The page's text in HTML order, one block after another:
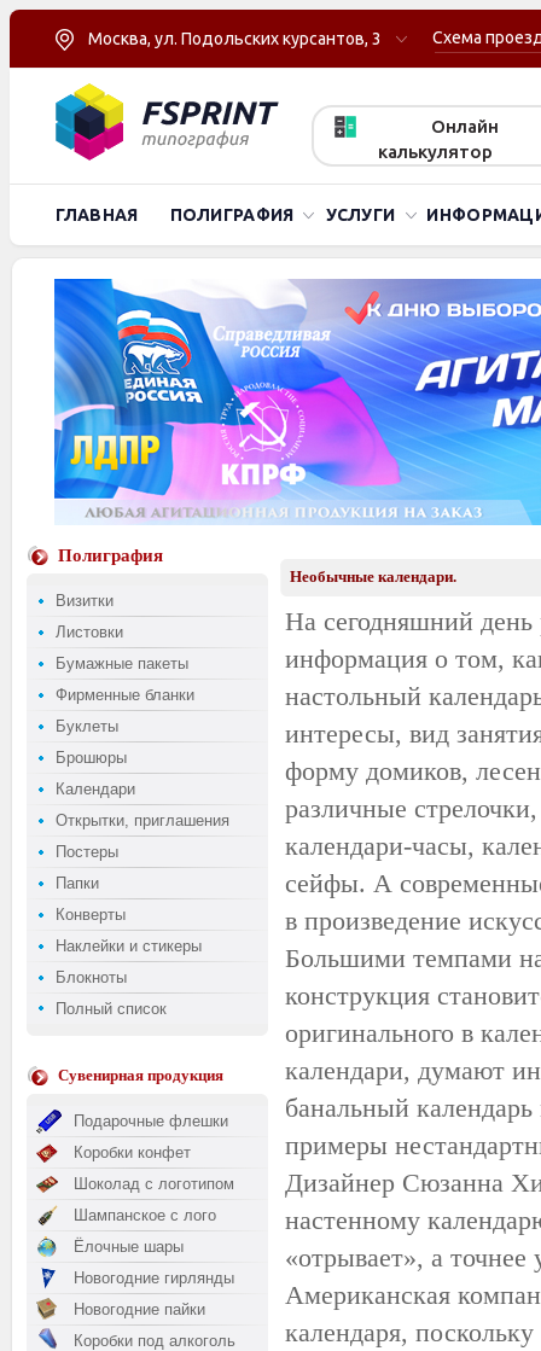
Москва, ул. Подольских курсантов, 3 Схема
Онлайн
калькулятор
ГЛАВНАЯ ПОЛИГРАФИЯ УСЛУГИ
Полиграфия
Визитки
Листовки
Бумажные пакеты
Фирменные бланки
Буклеты
Брошюры
Календари
Открытки, приглашения
Постеры
Папки
Конверты
Наклейки и стикеры
Блокноты
Полный список
Сувенирная продукция
Подарочные флешки
Коробки конфет
Шоколад с логотипом
Шампанское с лого
Ёлочные шары
Новогодние гирлянды
Новогодние пайки
Коробки под алкоголь
Необычные календари.
На сегодняшний
информация о том,
настольный
интересы, вид
форму домиков,
различные
календари-часы,
сейфы. А
в произведение
Большими темпами
конструкция
оригинального в
календари, думают
банальный
примеры
Дизайнер Сюзанна
настенному
«отрывает», а
Американская
календаря,